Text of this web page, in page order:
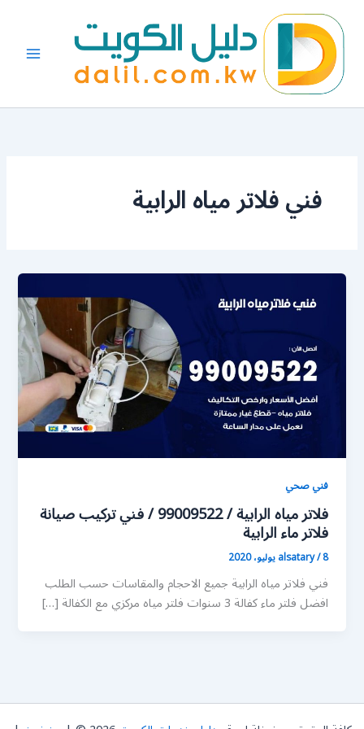
المحتوى
فني فلاتر مياه الرابية
فني صحي
فلاتر مياه الرابية / 99009522 / فني تركيب صيانة
فلاتر ماء الرابية
alsatary/8 يوليو، 2020
فني فلاتر مياه الرابية جميع الاحجام والمقاسات حسب الطلب
افضل فلتر ماء كفالة 3 سنوات فلتر مياه مركزي مع الكفالة […]